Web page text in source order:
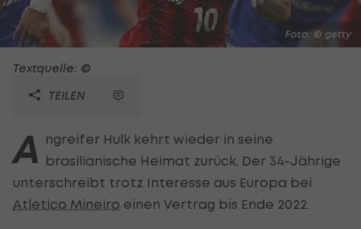
Foto: © getty
Textquelle: ©
TEILEN
A ngreifer Hulk kehrt wieder in seine
brasilianische Heimat zurück. Der 34-Jährige
unterschreibt trotz Interesse aus Europa bei
Atletico Mineiro einen Vertrag bis Ende 2022.